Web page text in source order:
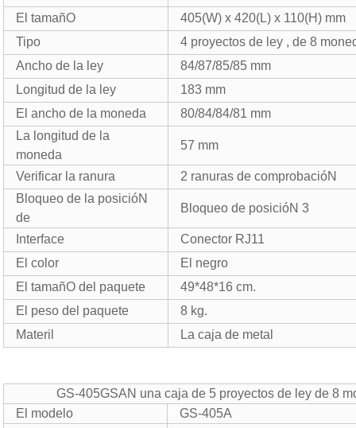
El tamañO
405(W) x 420(L) x 110(H) mm
Tipo
4 proyectos de ley , de 8
Ancho de la ley
84/87/85/85 mm
Longitud de la ley
183 mm
El ancho de la moneda
80/84/84/81 mm
La longitud de la
moneda
57 mm
Verificar la ranura
2 ranuras de comprobacióN
Bloqueo de la posicióN
de
Bloqueo de posicióN 3
Interface
Conector RJ11
El color
El negro
El tamañO del paquete
49*48*16 cm.
El peso del paquete
8 kg.
Materil
La caja de metal
GS-405GSAN una caja de 5 proyectos de ley de 8
El modelo
GS-405A